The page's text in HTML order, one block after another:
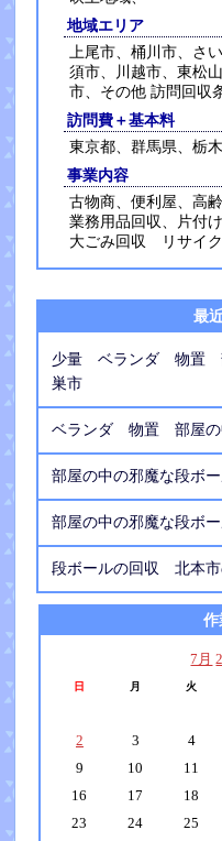
地域エリア
上尾市、桶川市、さ
須市、川越市、東松
市、その他 訪問回収
訪問費＋基本料
東京都、群馬県、栃
事業内容
古物商、便利屋、高
業務用品回収、片付
大ごみ回収 リサイ
最
少量 ベランダ 物置
巣市
ベランダ 物置 部屋の
部屋の中の邪魔な段ボ
部屋の中の邪魔な段ボ
段ボールの回収 北本市
7月
日 月 火
2
3 4
9
10 11
16
17 18
23
24 25